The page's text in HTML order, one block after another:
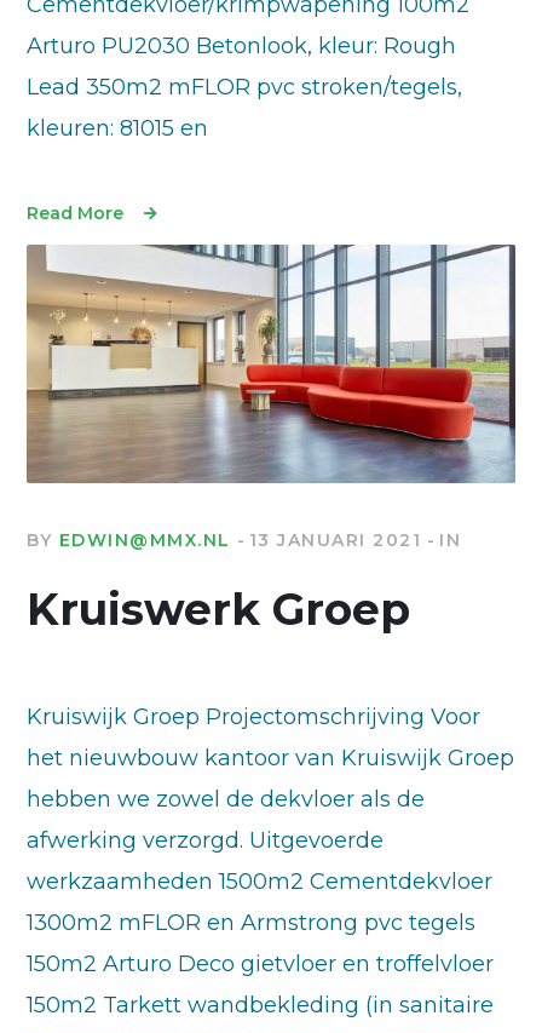
Arturo PU2030 Betonlook, kleur: Rough
Lead 350m2 mFLOR pvc stroken/tegels,
kleuren: 81015 en
Read More
BY EDWIN@MMX.NL 13 JANUARI 2021 IN
Kruiswerk Groep
Kruiswijk Groep Projectomschrijving Voor
het nieuwbouw kantoor van Kruiswijk Groep
hebben we zowel de dekvloer als de
afwerking verzorgd. Uitgevoerde
werkzaamheden 1500m2 Cementdekvloer
1300m2 mFLOR en Armstrong pvc tegels
150m2 Arturo Deco gietvloer en troffelvloer
150m2 Tarkett wandbekleding (in sanitaire